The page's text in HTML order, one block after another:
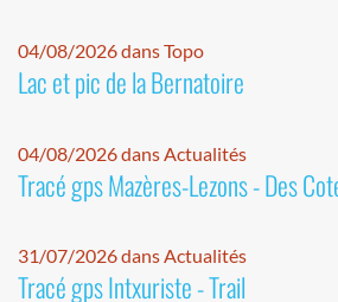
04/08/2026 dans Topo
Lac et pic de la Bernatoire
04/08/2026 dans Actualités
Tracé gps Mazères-Lezons - Des
31/07/2026 dans Actualités
Tracé gps Intxuriste - Trail